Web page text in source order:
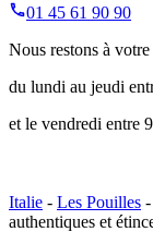
01 45 61 90 90
Nous restons à votre
du lundi au jeudi
et le vendredi entre
Italie - Les Pouilles -
authentiques et